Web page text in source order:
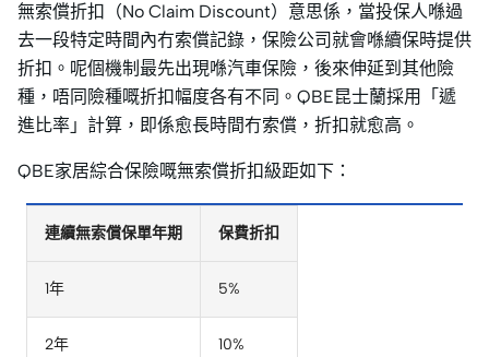
無索償折扣（No Claim Discount）意思係，當投保人喺過
去一段特定時間內冇索償記錄，保險公司就會喺續保時提供
折扣。呢個機制最先出現喺汽車保險，後來伸延到其他險
種，唔同險種嘅折扣幅度各有不同。QBE昆士蘭採用「遞
進比率」計算，即係愈長時間冇索償，折扣就愈高。
QBE家居綜合保險嘅無索償折扣級距如下：
連續無索償保單年期 保費折扣
1年 5%
2年 10%